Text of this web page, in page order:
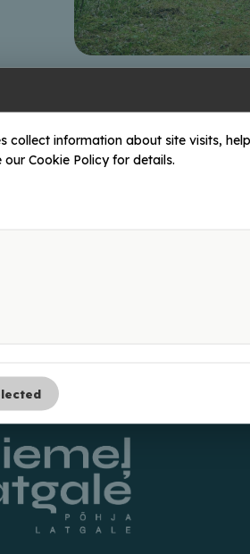
collect information about site visits,
Cookie Policy for details.